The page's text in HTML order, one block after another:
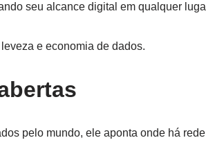
seu alcance digital em qualquer
e economia de dados.
pelo mundo, ele aponta onde há